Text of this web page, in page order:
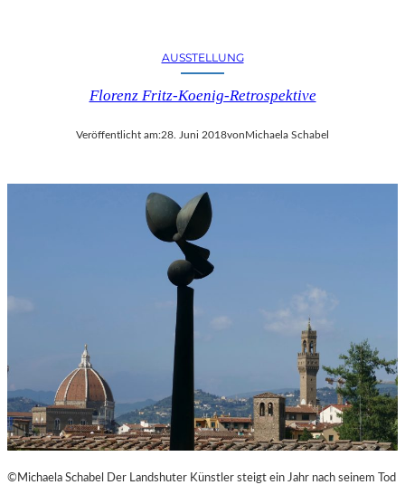
AUSSTELLUNG
Florenz Fritz-Koenig-Retrospektive
Veröffentlicht am:28. Juni 2018von Michaela Schabel
©Michaela Schabel Der Landshuter Künstler steigt ein Jahr nach seinem Tod